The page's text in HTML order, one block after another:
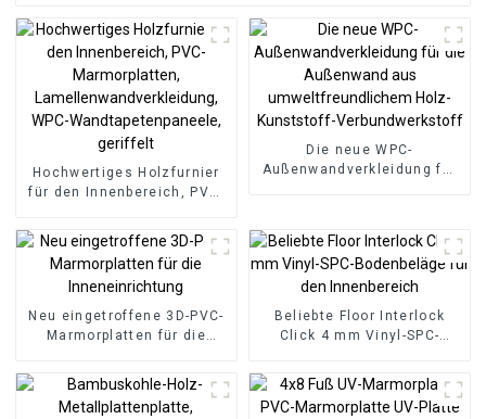
Hochwertiges Holzfurnier
für den Innenbereich, PVC-
Lamellenwandverkleidung,
WPC-Wandtapetenpaneele,
geriffelt
Die neue WPC-
Außenwandverkleidung für
Verbundwerkstoff
Neu eingetroffene 3D-PVC-
Marmorplatten für die
Beliebte Floor Interlock
Click 4 mm Vinyl-SPC-
Innenbereich